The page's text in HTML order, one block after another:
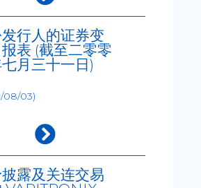
行人的证券变
表 (截至二零零
月三十一日)
08/03)
露及关连交易